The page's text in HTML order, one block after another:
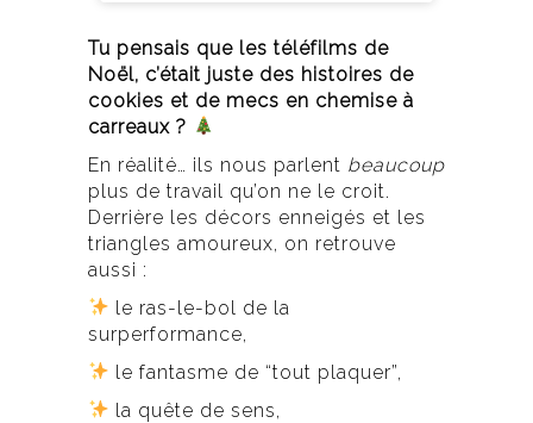
Tu pensais que les téléfilms de
Noël, c’était juste des histoires de
cookies et de mecs en chemise à
carreaux ?
En réalité… ils nous parlent beaucoup
plus de travail qu’on ne le croit.
Derrière les décors enneigés et les
triangles amoureux, on retrouve
aussi :
le ras-le-bol de la
surperformance,
le fantasme de “tout plaquer”,
la quête de sens,